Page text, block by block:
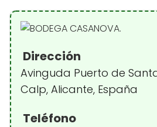
Dirección
Avinguda Puerto de
Calp, Alicante, España
Teléfono